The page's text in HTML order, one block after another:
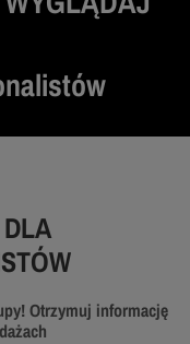
Otrzymuj informację